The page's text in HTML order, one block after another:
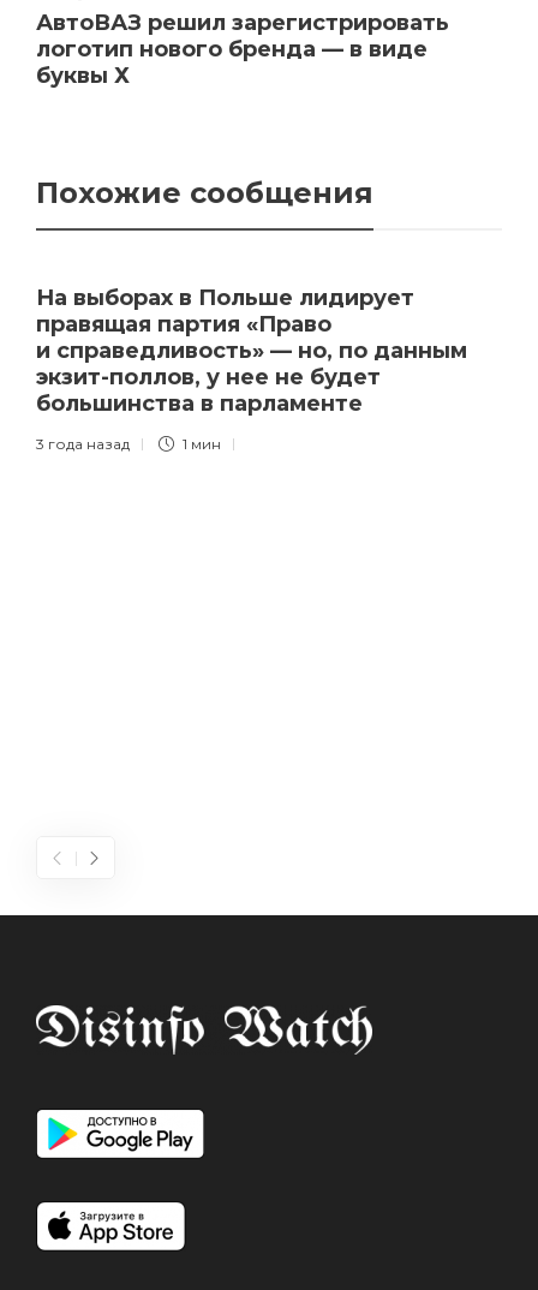
АвтоВАЗ решил зарегистрировать
логотип нового бренда — в виде
буквы Х
Похожие сообщения
На выборах в Польше лидирует
правящая партия «Право
и справедливость» — но, по данным
экзит-поллов, у нее не будет
большинства в парламенте
3 года назад 1 мин